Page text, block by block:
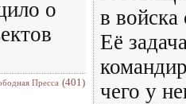
о
Пресса (401)
в войска
Её
чего у